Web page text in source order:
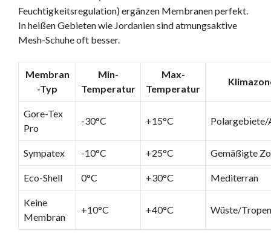
Feuchtigkeitsregulation) ergänzen Membranen perfekt.
In heißen Gebieten wie Jordanien sind atmungsaktive
Mesh-Schuhe oft besser.
Membran
-Typ
Min-
Temperatur
Max-
Temperatur
Gore-Tex
Pro
-30°C +15°C Polargebiete/
Sympatex -10°C +25°C Gemäßigte
Eco-Shell 0°C +30°C Mediterran
Keine
Membran
+10°C +40°C Wüste/Tropen